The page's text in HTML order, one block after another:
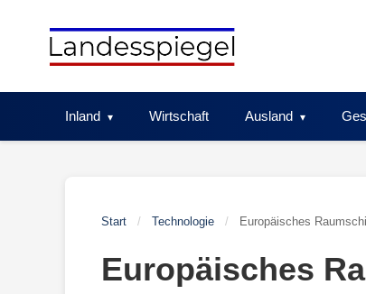
Inland Wirtschaft Ausland
Start / Technologie / Europäisches
Europäisches